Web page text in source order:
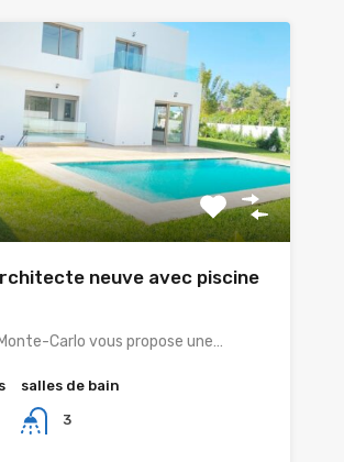
neuve avec piscine
Monte-Carlo vous propose une…
salles de bain
3